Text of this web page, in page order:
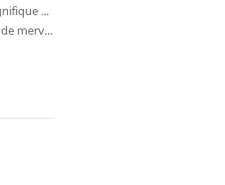
Découvrez la magnifique ville de Rome
Tout pour passer de merveilleuses vacances